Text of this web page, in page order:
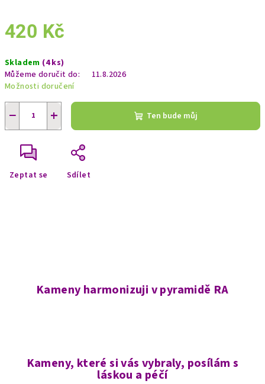
420 Kč
cena:
Skladem (4 ks)
Můžeme doručit do:
11.8.2026
Možnosti doručení
+
− Ten bude můj
Zeptat se Sdílet
Kameny harmonizuji v pyramidě RA
Kameny, které si vás vybraly, posílám s
láskou a péčí